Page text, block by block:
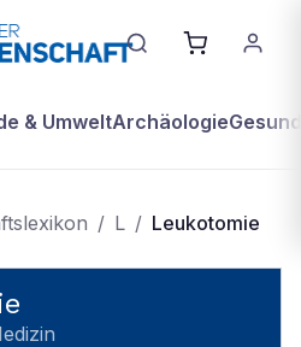
& UmweltArchäologie
/ L / Leukotomie